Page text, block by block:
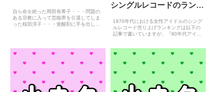
自ら命を絶った岡田有希子・・・問題の
ある宗教に入って芸能界を引退してしま
った桜田淳子・・・覚醒剤に手を出した
でした。サンミュージック...
シングルレコードのランキ
1970年代における女性アイドルのシング
ルレコード売り上げランキングは以下の
記事で書いていますが、『80年代アイド
好評だったので、70年代アイドルも同じ